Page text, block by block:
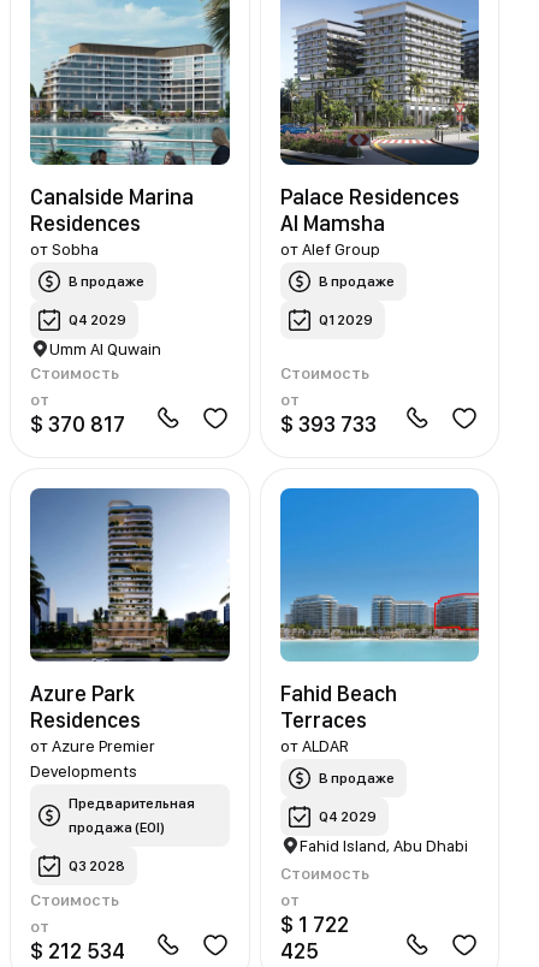
Canalside Marina
Residences
отSobha
В продаже
Q4 2029
Umm Al Quwain
Стоимость
от
$ 370 817
Palace Residences
Al Mamsha
от Alef Group
В продаже
Q1 2029
Стоимость
от
$ 393 733
Azure Park
Residences
отAzure Premier
Developments
Предварительная
продажа (EOI)
Q3 2028
Стоимость
от
$ 212 534
Fahid Beach
Terraces
от ALDAR
В продаже
Q4 2029
Fahid Island, Abu Dhabi
Стоимость
от
$ 1 722
425